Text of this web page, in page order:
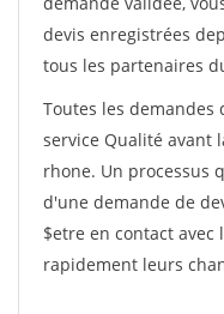
devis enregistrées
tous les partenaires
Toutes les demandes
service Qualité avant
rhone. Un processus
d'une demande de
$etre en contact
rapidement leurs